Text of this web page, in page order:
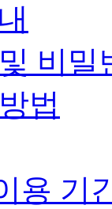
비밀
법
용 기